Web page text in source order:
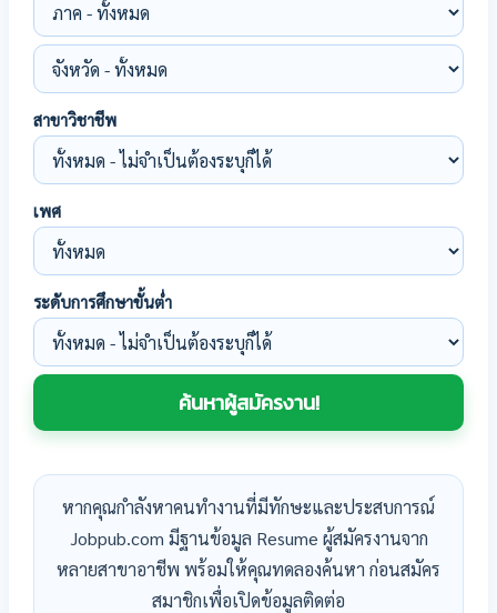
สาขาวิชาชีพ
เพศ
ระดับการศึกษาขั้นต่ำ
หากคุณกำลังหาคนทำงานที่มีทักษะและประสบการณ์
Jobpub.com มีฐานข้อมูล Resume ผู้สมัครงานจาก
หลายสาขาอาชีพ พร้อมให้คุณทดลองค้นหา ก่อนสมัคร
สมาชิกเพื่อเปิดข้อมูลติดต่อ